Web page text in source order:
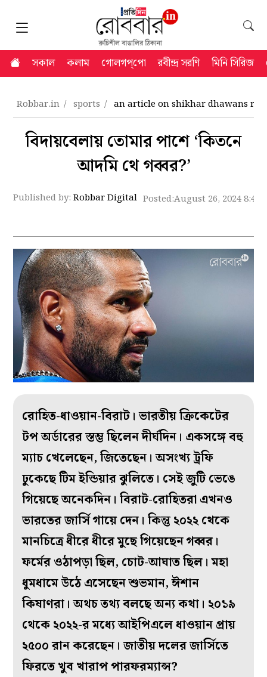
সকাল কলাম গোলগপ্‌পো রবীন্দ্র সরণি মিনি সিরিজ
Robbar.in sports an article on shikhar dhawans
বিদায়বেলায় তোমার পাশে ‘কিতনে
আদমি থে গব্বর?’
Published by:Robbar Digital Posted:August 26, 2024 8:42
রোহিত-ধাওয়ান-বিরাট। ভারতীয় ক্রিকেটের
টপ অর্ডারের স্তম্ভ ছিলেন দীর্ঘদিন। একসঙ্গে বহু
ম্যাচ খেলেছেন, জিতেছেন। অসংখ্য ট্রফি
ঢুকেছে টিম ইন্ডিয়ার ঝুলিতে। সেই জুটি ভেঙে
গিয়েছে অনেকদিন। বিরাট-রোহিতরা এখনও
ভারতের জার্সি গায়ে দেন। কিন্তু ২০২২ থেকে
মানচিত্রে ধীরে ধীরে মুছে গিয়েছেন গব্বর।
ফর্মের ওঠাপড়া ছিল, চোট-আঘাত ছিল। মহা
ধুমধামে উঠে এসেছেন শুভমান, ঈশান
কিষাণরা। অথচ তথ্য বলছে অন্য কথা। ২০১৯
থেকে ২০২২-র মধ্যে আইপিএলে ধাওয়ান প্রায়
২৫০০ রান করেছেন। জাতীয় দলের জার্সিতে
ফিরতে খুব খারাপ পারফরম্যান্স?